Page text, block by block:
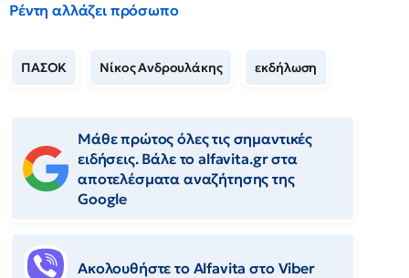
Ρέντη αλλάζει πρόσωπο
ΠΑΣΟΚ Νίκος Ανδρουλάκης εκδήλωση
Μάθε πρώτος όλες τις σημαντικές
ειδήσεις. Βάλε το alfavita.gr στα
αποτελέσματα αναζήτησης της
Google
Ακολουθήστε το Αlfavita στο Viber